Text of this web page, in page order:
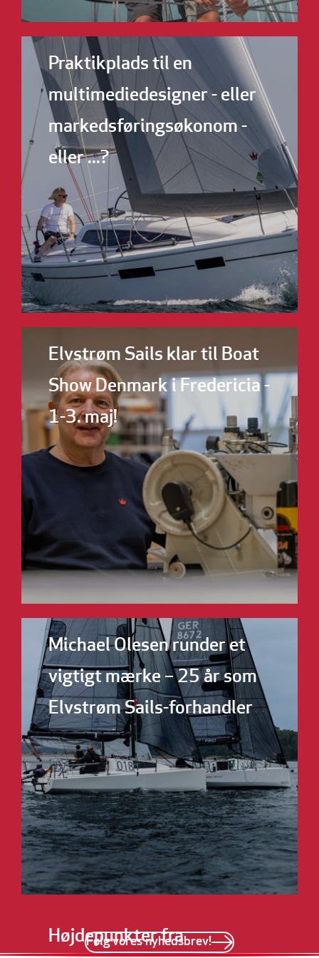
Praktikplads til en
multimediedesigner - eller
markedsføringsøkonom -
eller ...?
Elvstrøm Sails klar til Boat
Show Denmark i Fredericia -
1-3. maj!
Michael Olesen runder et
vigtigt mærke – 25 år som
Elvstrøm Sails-forhandler
Højdepunkter fra
Følg vores nyhedsbrev!